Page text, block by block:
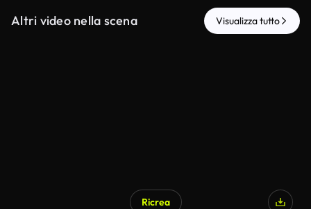
Altri video nella scena Visualizza tutto
Ricrea